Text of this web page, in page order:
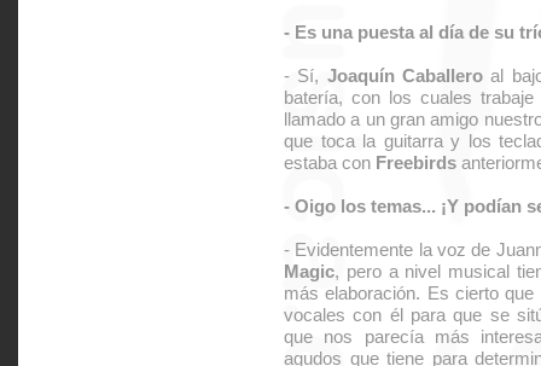
- Es una puesta al día de su
- Sí, Joaquín Caballero al
batería, con los cuales
llamado a un gran amigo
que toca la guitarra y los
estaba con Freebirds
- Oigo los temas... ¡Y podían
- Evidentemente la voz de
Magic, pero a nivel musical
más elaboración. Es cierto
vocales con él para que se
que nos parecía más
agudos que tiene para